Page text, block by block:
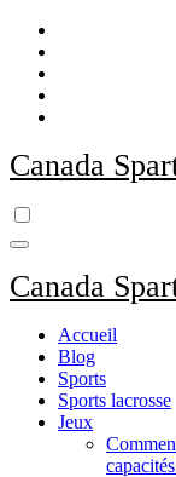
Skip
content
Canada
Canada
Accueil
Blog
Sports
Sports lacrosse
Jeux